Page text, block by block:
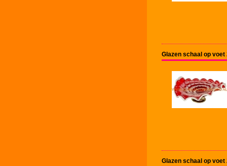
Glazen schaal op voet
Glazen schaal op voet